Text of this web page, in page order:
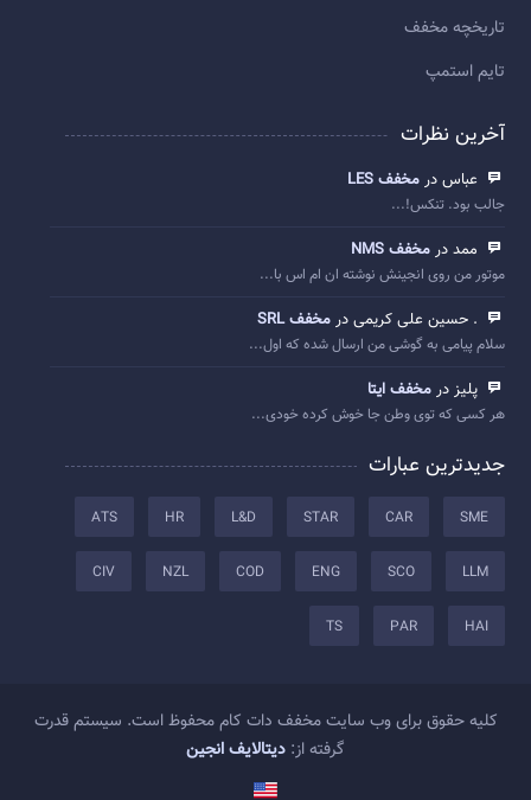
تاريخچه مخفف
تایم استمپ
آخرین نظرات
عباس در مخفف LES
جالب بود. تنکس!...
ممد در مخفف NMS
موتور من روی انجینش نوشته ان ام اس با...
. حسین علی کریمی در مخفف SRL
سلام پیامی به گوشی من ارسال شده که اول...
پلیز در مخفف ایتا
هر کسی که توی وطن جا خوش کرده خودی...
جدیدترین عبارات
SME
CAR
STAR
L&D
HR
ATS
LLM
SCO
ENG
COD
NZL
CIV
HAI
PAR
TS
کلیه حقوق برای وب سایت مخفف دات کام محفوظ است. سیستم قدرت
گرفته از: دیتالایف انجین